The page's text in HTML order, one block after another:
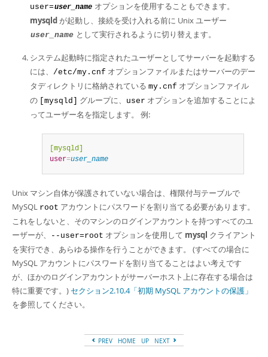
user=user_name オプションを使用することもできます。
mysqld が起動し、接続を受け入れる前に Unix ユーザー
user_name として実行されるように切り替えます。
システム起動時に指定されたユーザーとしてサーバーを起動する
には、
/etc/my.cnf オプションファイルまたはサーバーのデー
タディレクトリに格納されている my.cnf オプションファイル
の
[mysqld] グループに、 user オプションを追加することによ
ってユーザー名を指定します。 例:
[mysqld]
user=user_name
Unix マシン自体が保護されていない場合は、権限付与テーブルで
MySQL root アカウントにパスワードを割り当てる必要があります。
これをしないと、そのマシンのログインアカウントを持つすべてのユ
ーザーが、
--user=root オプションを使用して mysql クライアント
を実行でき、あらゆる操作を行うことができます。 (すべての場合に
MySQL アカウントにパスワードを割り当てることはよい考えです
が、ほかのログインアカウントがサーバーホスト上に存在する場合は
特に重要です。) セクション2.10.4「初期 MySQL アカウントの保護」
を参照してください。
PREV HOME UP NEXT